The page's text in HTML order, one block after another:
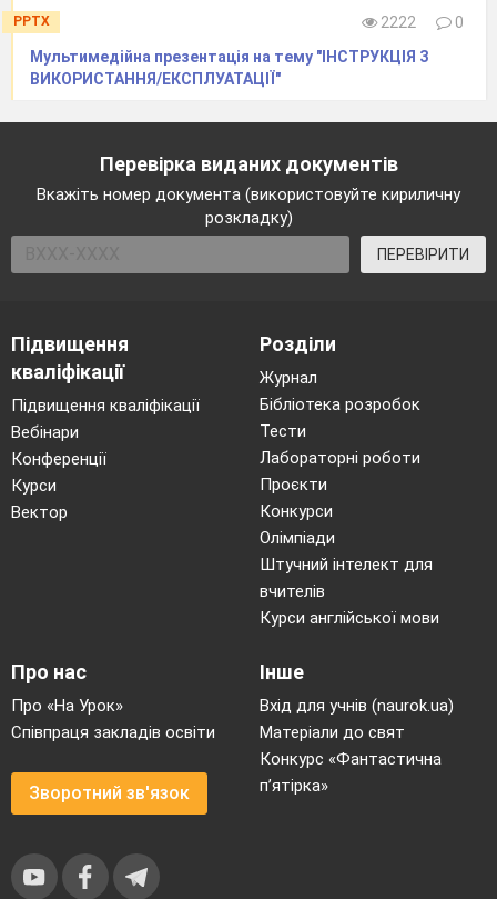
PPTX 2222
0
Мультимедійна презентація на тему "ІНСТРУКЦІЯ З
ВИКОРИСТАННЯ/ЕКСПЛУАТАЦІЇ"
Перевірка виданих документів
Вкажіть номер документа (використовуйте кириличну
розкладку)
ПЕРЕВІРИТИ
Підвищення
кваліфікації
Підвищення кваліфікації
Вебінари
Конференції
Курси
Вектор
Розділи
Журнал
Бібліотека розробок
Тести
Лабораторні роботи
Проєкти
Конкурси
Олімпіади
Штучний інтелект для
вчителів
Курси англійської мови
Про нас
Про «На Урок»
Співпраця закладів освіти
Зворотний зв'язок
Інше
Вхід для учнів (naurok.ua)
Матеріали до свят
Конкурс «Фантастична
п’ятірка»